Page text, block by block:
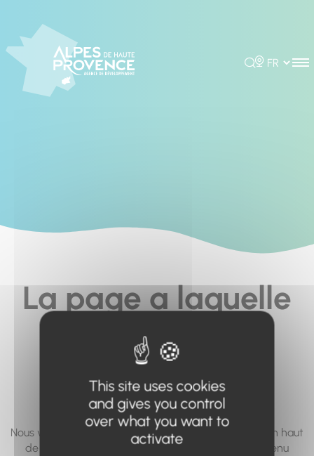
Rechercher
Choisir la
La page a laquelle
vous cherchez à
accéder n'existe
pas... ou plus.
Nous vous invitons à utiliser le moteur de recherche en haut
de page, ou à utiliser le menu pour trouver le contenu
This site uses cookies
and gives you control
over what you want to
activate